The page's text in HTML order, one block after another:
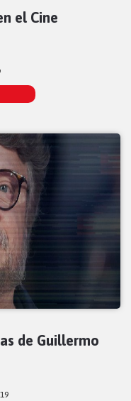
el Cine
de Guillermo